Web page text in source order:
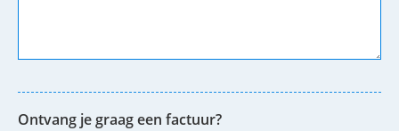
Ontvang je graag een factuur?